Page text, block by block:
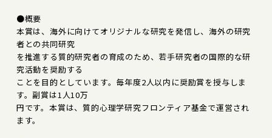
●概要
本賞は、海外に向けてオリジナルな研究を発信し、海外の研究
者との共同研究
を推進する質的研究者の育成のため、若手研究者の国際的な研
究活動を奨励する
ことを目的としています。毎年度2人以内に奨励賞を授与しま
す。副賞は1人10万
円です。本賞は、質的心理学研究フロンティア基金で運営され
ます。